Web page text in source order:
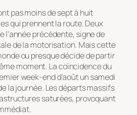
pas moins de sept à huit
qui prennent la route. Deux
l’année précédente, signe de
de la motorisation. Mais cette
ou presque décide de partir
moment. La coïncidence du
week-end d’août un samedi
la journée. Les départs massifs
saturées, provoquant